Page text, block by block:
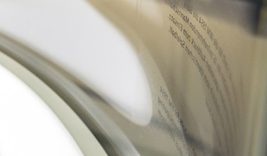
PRAXIS
SCHUHE GEGEN
METALLSCHMELZEN
GUT ORGANISIERT
DER WANDEL ALS
NORMALZUSTAND